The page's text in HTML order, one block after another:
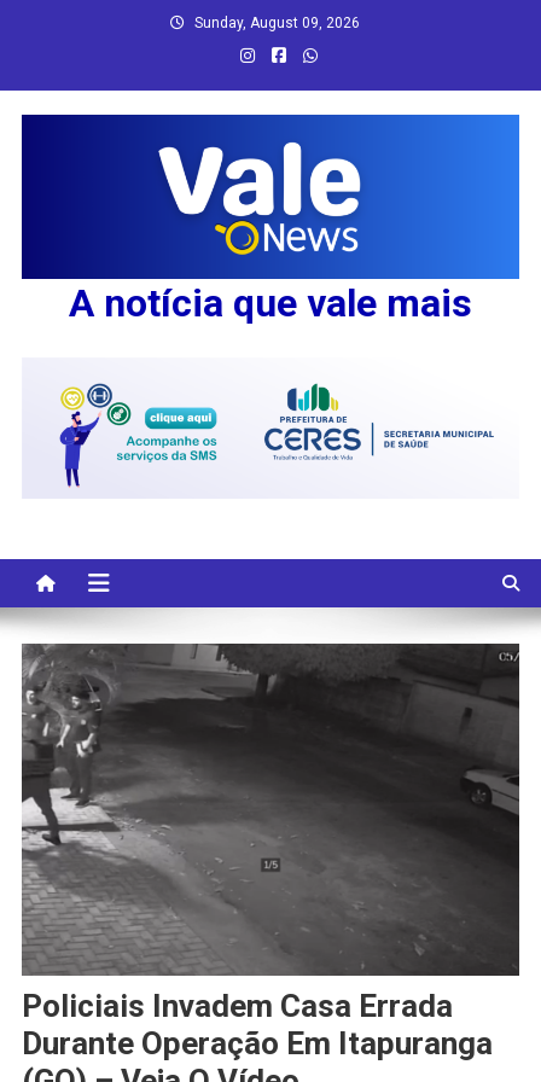
Sunday, August 09, 2026
A notícia que vale mais
Policiais Invadem Casa Errada
Durante Operação Em Itapuranga